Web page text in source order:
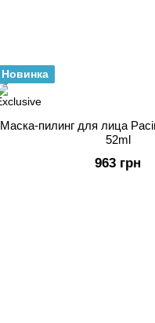
Новинка
Маска-пилинг для лица
52ml
963 грн